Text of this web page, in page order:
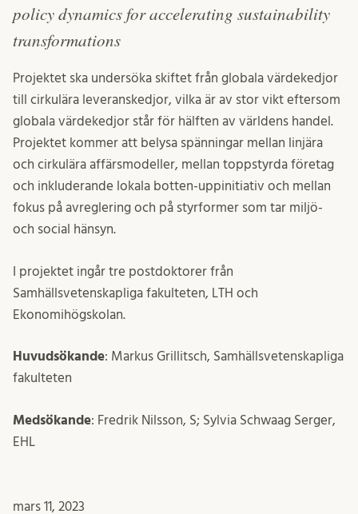
policy dynamics for accelerating sustainability
transformations
Projektet ska undersöka skiftet från globala värdekedjor
till cirkulära leveranskedjor, vilka är av stor vikt eftersom
globala värdekedjor står för hälften av världens handel.
Projektet kommer att belysa spänningar mellan linjära
och cirkulära affärsmodeller, mellan toppstyrda företag
och inkluderande lokala botten-uppinitiativ och mellan
fokus på avreglering och på styrformer som tar miljö-
och social hänsyn.
I projektet ingår tre postdoktorer från
Samhällsvetenskapliga fakulteten, LTH och
Ekonomihögskolan.
Huvudsökande: Markus Grillitsch, Samhällsvetenskapliga
fakulteten
Medsökande: Fredrik Nilsson, S; Sylvia Schwaag Serger,
EHL
mars 11, 2023